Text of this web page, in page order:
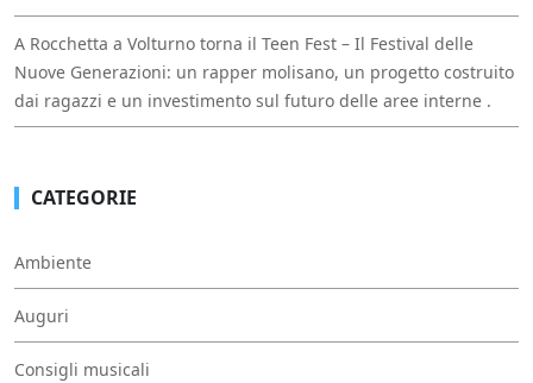
A Rocchetta a Volturno torna il Teen Fest – Il Festival delle
Nuove Generazioni: un rapper molisano, un progetto costruito
dai ragazzi e un investimento sul futuro delle aree interne .
CATEGORIE
Ambiente
Auguri
Consigli musicali